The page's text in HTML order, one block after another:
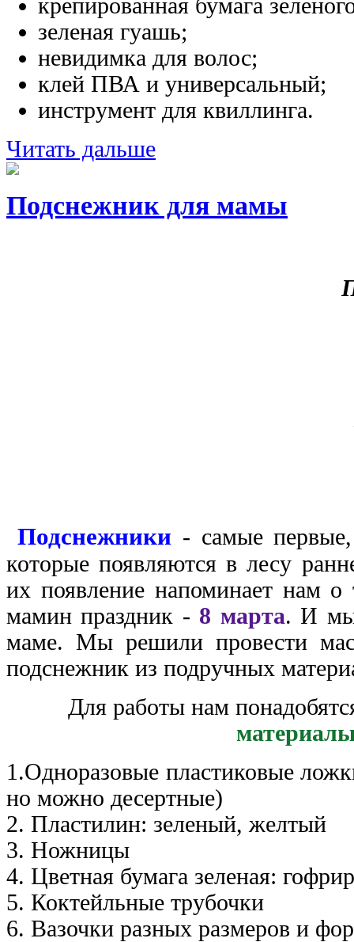
крепированная бумага
зеленая гуашь;
невидимка для волос;
клей ПВА и универсальный;
инструмент для квиллинга.
Читать дальше
Подснежник для мамы
Подснежники - самые
которые появляются в лесу
их появление напоминает нам о
мамин праздник - 8 марта. И мы
маме. Мы решили провести
подснежник из подручных
Для работы нам
1.Одноразовые пластиковые
но можно десертные)
2. Пластилин: зеленый, желтый
3. Ножницы
4. Цветная бумага зеленая:
5. Коктейльные трубочки
6. Вазочки разных размеров и